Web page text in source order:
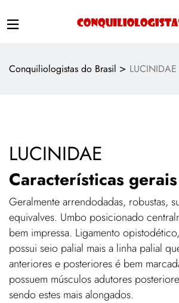
Conquiliologistas do Brasil >
LUCINIDAE
Características gerais
Geralmente arrendodadas, robustas,
equivalves. Umbo posicionado
bem impressa. Ligamento
possui seio palial mais a linha palial
anteriores e posteriores é bem
possuem músculos adutores
sendo estes mais alongados.